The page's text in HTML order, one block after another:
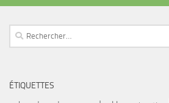
Rechercher :
ÉTIQUETTES